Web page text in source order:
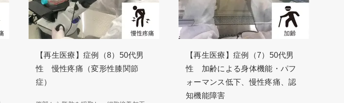
【再生医療】症例（8）50代男
性 慢性疼痛（変形性膝関節
症）
【再生医療】症例（7）50代男
性 加齢による身体機能・パフ
ォーマンス低下、慢性疼痛、認
知機能障害